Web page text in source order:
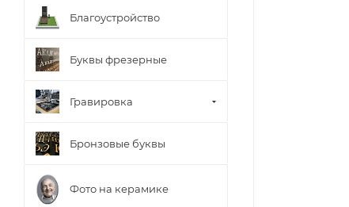
Благоустройство
Буквы фрезерные
Гравировка
Бронзовые буквы
Фото на керамике